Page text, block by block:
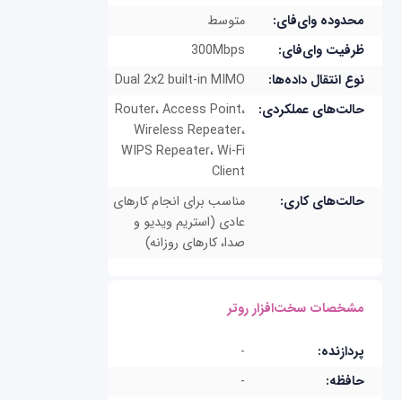
محدوده وای‌فای:
متوسط
ظرفیت وای‌فای:
300Mbps
نوع انتقال داده‌ها:
Dual 2x2 built-in MIMO
حالت‌های عملکردی:
Router، Access Point،
Wireless Repeater،
WIPS Repeater، Wi-Fi
Client
حالت‌های کاری:
مناسب برای انجام کارهای
عادی (استریم ویدیو و
صدا، کارهای روزانه)
مشخصات سخت‌افزار روتر
پردازنده:
-
حافظه:
-